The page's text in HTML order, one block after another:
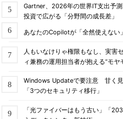
Gartner、2026年の世界IT支出予
投資で広がる「分野間の成長差」
あなたのCopilotが「全然使えない
人もいなけりゃ権限もなし、実
ィ兼務の運用担当者が抱える“モヤ
Windows Updateで要注意 甘く見
「3つのセキュリティ移行」
「光ファイバーはもう古い」「